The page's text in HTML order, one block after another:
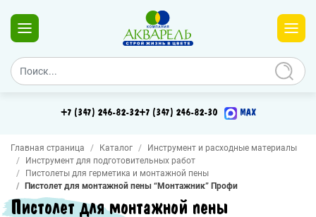
+7 (347) 246-82-32+7 (347) 246-82-30 MAX
Главная страница Каталог
Инструмент и расходные материалы
Инструмент для подготовительных работ
Пистолеты для герметика и монтажной пены
Пистолет для монтажной пены “Монтажник” Профи
Пистолет для монтажной пены